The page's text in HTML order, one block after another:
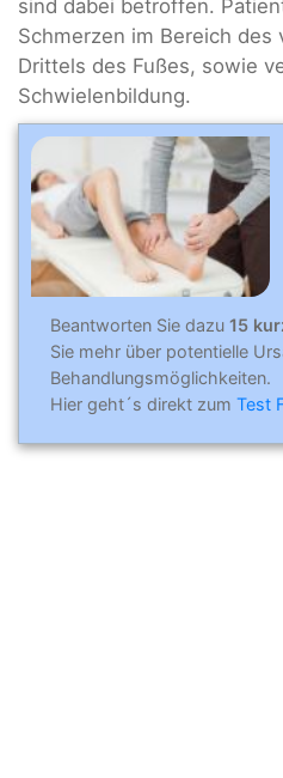
sind dabei betroffen.
Schmerzen im Bereich des
Drittels des Fußes, sowie
Schwielenbildung.
Beantworten Sie dazu 15
Sie mehr über potentielle
Behandlungsmöglichkeiten.
Hier geht´s direkt zum Test